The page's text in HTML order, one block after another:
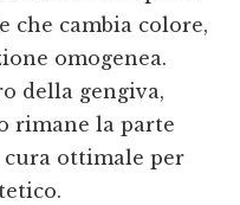
che cambia colore,
omogenea.
della gengiva,
rimane la parte
cura ottimale per